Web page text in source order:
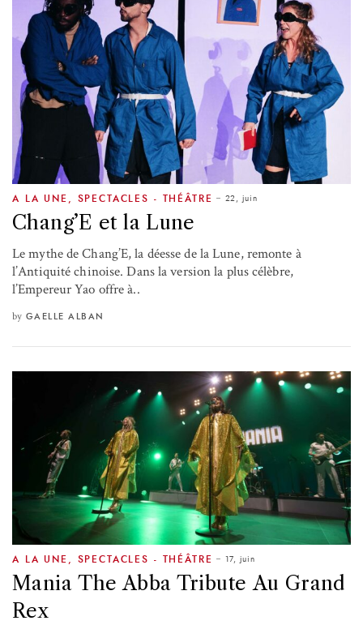
A LA UNE SPECTACLES - THÉÂTRE 22, juin
Chang’E et la Lune
Le mythe de Chang’E, la déesse de la Lune, remonte à
l’Antiquité chinoise. Dans la version la plus célèbre,
l’Empereur Yao offre à..
by GAELLE ALBAN
A LA UNE SPECTACLES - THÉÂTRE 17, juin
Mania The Abba Tribute Au Grand
Rex